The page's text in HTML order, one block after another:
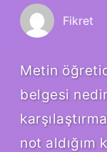
Fikret
Metin
belgesi
not aldığım